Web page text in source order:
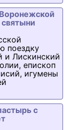
поездку
и Лискинский
епископ
игумены
с